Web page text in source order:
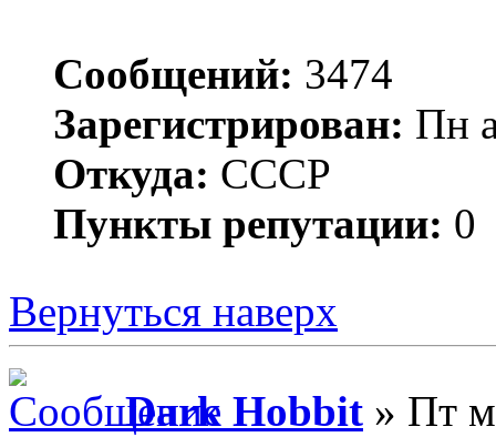
Сообщений: 3474
Зарегистрирован: Пн
Откуда: СССР
Пункты репутации: 0
Вернуться наверх
Dark Hobbit » Пт